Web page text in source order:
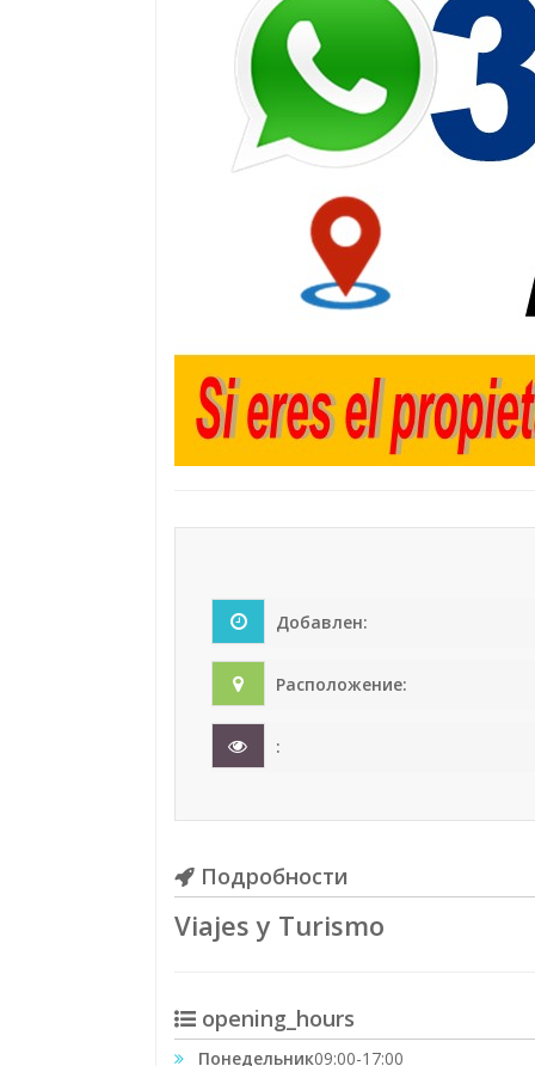
Добавлен:
Расположение:
:
Подробности
Viajes y Turismo
opening_hours
Понедельник09:00-17:00